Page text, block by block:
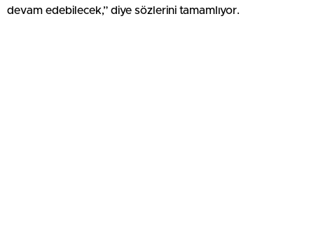
devam edebilecek,” diye sözlerini tamamlıyor.